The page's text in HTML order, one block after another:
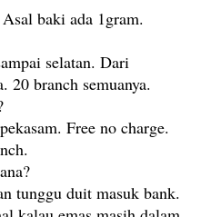
baki ada 1gram.
selatan. Dari
20 branch semuanya.
Free no charge.
tunggu duit masuk bank.